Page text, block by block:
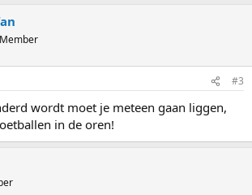
#3
wordt moet je meteen gaan liggen,
in de oren!